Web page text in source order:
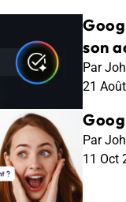
son
Par
21
Par
11 Oct